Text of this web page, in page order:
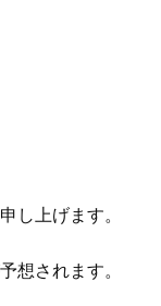
し上げます。
想されます。